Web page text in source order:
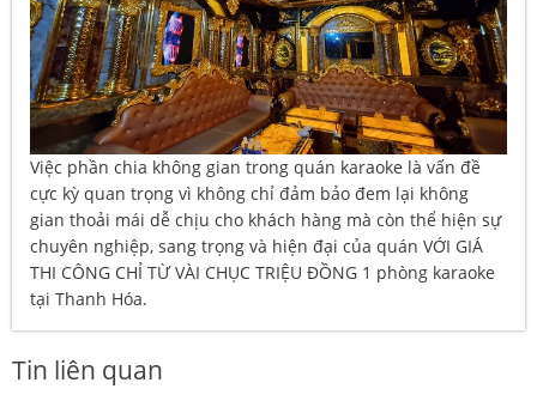
Việc phần chia không gian trong quán karaoke là vấn đề
cực kỳ quan trọng vì không chỉ đảm bảo đem lại không
gian thoải mái dễ chịu cho khách hàng mà còn thể hiện sự
chuyên nghiệp, sang trọng và hiện đại của quán VỚI GIÁ
THI CÔNG CHỈ TỪ VÀI CHỤC TRIỆU ĐỒNG 1 phòng karaoke
tại Thanh Hóa.
Tin liên quan